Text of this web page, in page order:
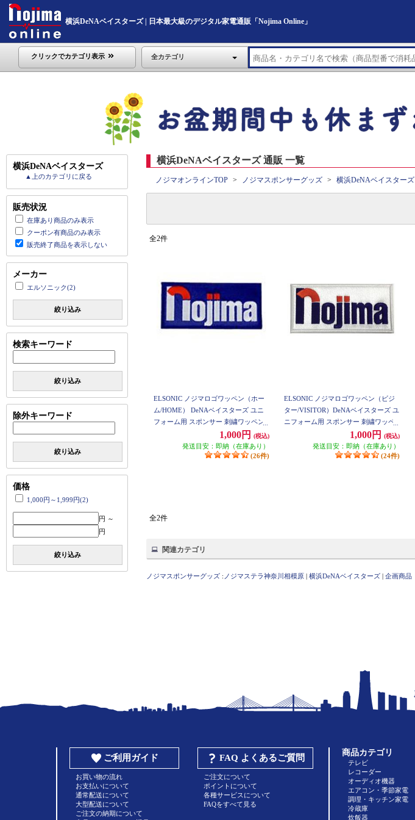
横浜DeNAベイスターズ | 日本最大級のデジタル家電通販「Nojima Online」
クリックでカテゴリ表示 全カテゴリ
横浜DeNAベイスターズ
▲上のカテゴリに戻る
販売状況
在庫あり商品のみ表示
クーポン有商品のみ表示
販売終了商品を表示しない
メーカー
エルソニック(2)
絞り込み
検索キーワード
絞り込み
除外キーワード
絞り込み
価格
1,000円～1,999円(2)
円 ～
円
絞り込み
横浜DeNAベイスターズ 通販 一覧
ノジマオンラインTOP ノジマスポンサーグッズ 横浜DeNAベイスターズ
全2件
ELSONIC ノジマロゴワッペン（ホー
ム/HOME） DeNAベイスターズ ユニ
フォーム用 スポンサー 刺繍ワッペン
1,000円 (税込)
発送目安：即納（在庫あり）
(26件)
ELSONIC ノジマロゴワッペン（ビジ
ター/VISITOR）DeNAベイスターズ ユ
ニフォーム用 スポンサー 刺繍ワッペ
1,000円 (税込)
発送目安：即納（在庫あり）
(24件)
全2件
関連カテゴリ
ノジマスポンサーグッズ : ノジマステラ神奈川相模原 | 横浜DeNAベイスターズ | 企画商品
ご利用ガイド
お買い物の流れ
お支払いについて
通常配送について
大型配送について
ご注文の納期について
FAQ よくあるご質問
ご注文について
ポイントについて
各種サービスについて
FAQをすべて見る
商品カテゴリ
テレビ
レコーダー
オーディオ機器
エアコン・季節家電
調理・キッチン家電
冷蔵庫
炊飯器